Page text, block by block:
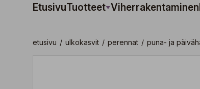
EtusivuTuotteet Viherrakentaminen
etusivu / ulkokasvit / perennat / puna- ja